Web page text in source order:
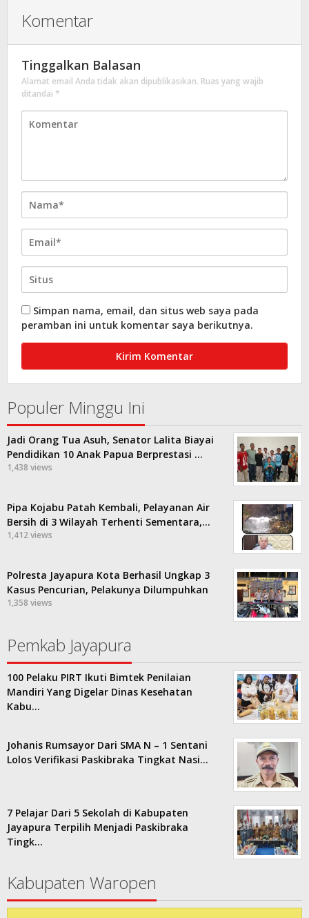
Komentar
Tinggalkan Balasan
Alamat email Anda tidak akan dipublikasikan. Ruas yang wajib
ditandai *
Simpan nama, email, dan situs web saya pada
peramban ini untuk komentar saya berikutnya.
Populer Minggu Ini
Jadi Orang Tua Asuh, Senator Lalita Biayai
Pendidikan 10 Anak Papua Berprestasi …
1,438 views
Pipa Kojabu Patah Kembali, Pelayanan Air
Bersih di 3 Wilayah Terhenti Sementara,…
1,412 views
Polresta Jayapura Kota Berhasil Ungkap 3
Kasus Pencurian, Pelakunya Dilumpuhkan
1,358 views
Pemkab Jayapura
100 Pelaku PIRT Ikuti Bimtek Penilaian
Mandiri Yang Digelar Dinas Kesehatan
Kabu…
Johanis Rumsayor Dari SMA N – 1 Sentani
Lolos Verifikasi Paskibraka Tingkat Nasi…
7 Pelajar Dari 5 Sekolah di Kabupaten
Jayapura Terpilih Menjadi Paskibraka
Tingk…
Kabupaten Waropen